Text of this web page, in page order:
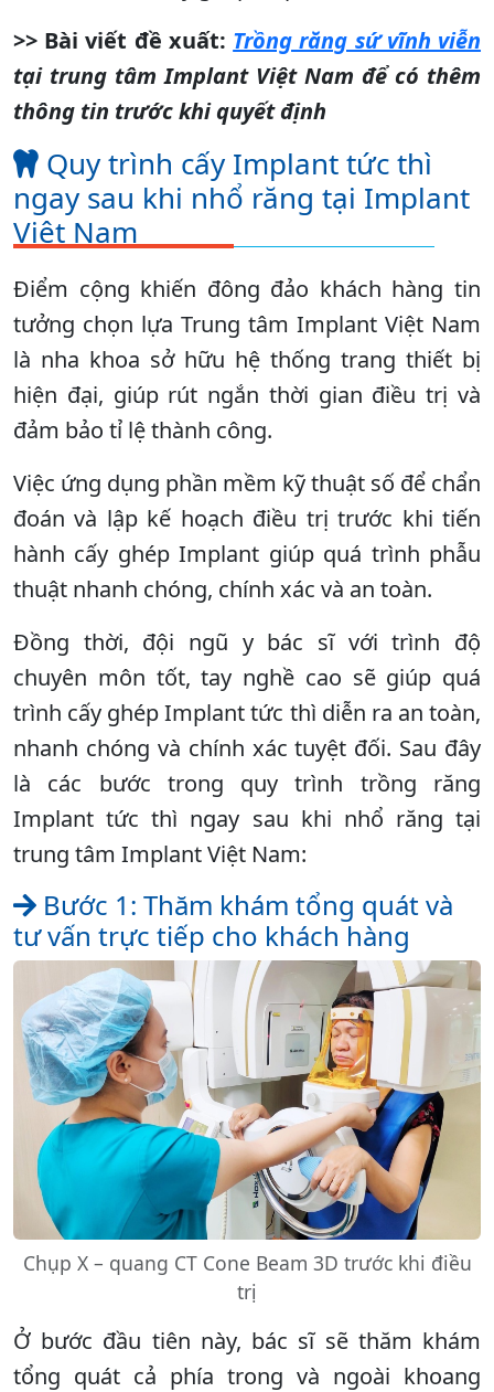
>> Bài viết đề xuất: Trồng răng sứ vĩnh viễn
tại trung tâm Implant Việt Nam để có thêm
thông tin trước khi quyết định
Quy trình cấy Implant tức thì
ngay sau khi nhổ răng tại Implant
Việt Nam
Điểm cộng khiến đông đảo khách hàng tin
tưởng chọn lựa Trung tâm Implant Việt Nam
là nha khoa sở hữu hệ thống trang thiết bị
hiện đại, giúp rút ngắn thời gian điều trị và
đảm bảo tỉ lệ thành công.
Việc ứng dụng phần mềm kỹ thuật số để chẩn
đoán và lập kế hoạch điều trị trước khi tiến
hành cấy ghép Implant giúp quá trình phẫu
thuật nhanh chóng, chính xác và an toàn.
Đồng thời, đội ngũ y bác sĩ với trình độ
chuyên môn tốt, tay nghề cao sẽ giúp quá
trình cấy ghép Implant tức thì diễn ra an toàn,
nhanh chóng và chính xác tuyệt đối. Sau đây
là các bước trong quy trình trồng răng
Implant tức thì ngay sau khi nhổ răng tại
trung tâm Implant Việt Nam:
Bước 1: Thăm khám tổng quát và
tư vấn trực tiếp cho khách hàng
Chụp X – quang CT Cone Beam 3D trước khi điều
trị
Ở bước đầu tiên này, bác sĩ sẽ thăm khám
tổng quát cả phía trong và ngoài khoang